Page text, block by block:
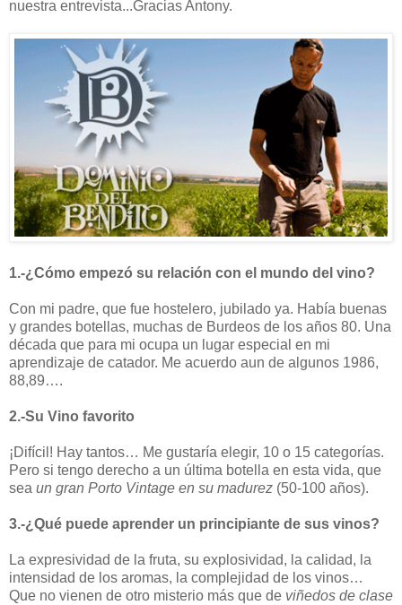
nuestra entrevista...Gracias Antony.
1.-¿Cómo empezó su relación con el mundo del vino?
Con mi padre, que fue hostelero, jubilado ya. Había buenas
y grandes botellas, muchas de Burdeos de los años 80. Una
década que para mi ocupa un lugar especial en mi
aprendizaje de catador. Me acuerdo aun de algunos 1986,
88,89….
2.-Su Vino favorito
¡Difícil! Hay tantos… Me gustaría elegir, 10 o 15 categorías.
Pero si tengo derecho a un última botella en esta vida, que
sea un gran Porto Vintage en su madurez (50-100 años).
3.-¿Qué puede aprender un principiante de sus vinos?
La expresividad de la fruta, su explosividad, la calidad, la
intensidad de los aromas, la complejidad de los vinos…
Que no vienen de otro misterio más que de viñedos de clase